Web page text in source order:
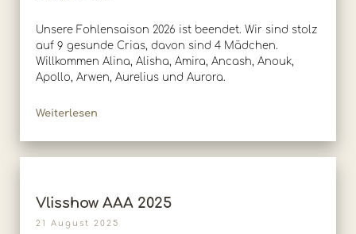
Unsere Fohlensaison 2026 ist beendet. Wir sind stolz
auf 9 gesunde Crias, davon sind 4 Mädchen.
Willkommen Alina, Alisha, Amira, Ancash, Anouk,
Apollo, Arwen, Aurelius und Aurora.
Weiterlesen
Vlisshow AAA 2025
21 August 2025